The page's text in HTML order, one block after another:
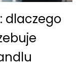
dlaczego